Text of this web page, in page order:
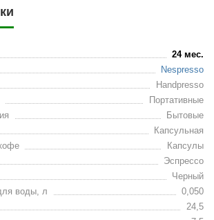
24 мес.
Nespresso
Handpresso
Портативные
Бытовые
Капсульная
Капсулы
Эспрессо
Черный
воды, л
0,050
24,5